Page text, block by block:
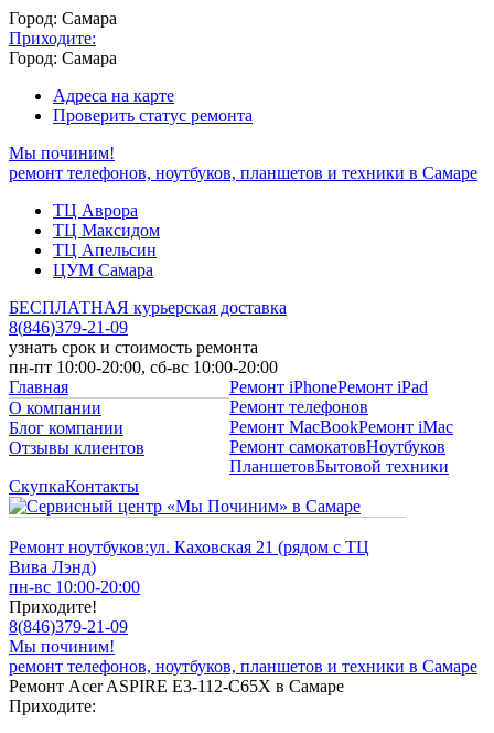
Город: Самара
Приходите:
Город: Самара
Адреса на карте
Проверить статус ремонта
Мы починим!
ремонт телефонов, ноутбуков, планшетов и техники в Самаре
ТЦ Аврора
ТЦ Максидом
ТЦ Апельсин
ЦУМ Самара
БЕСПЛАТНАЯ курьерская доставка
8(846)379-21-09
узнать срок и стоимость ремонта
пн-пт 10:00-20:00, сб-вс 10:00-20:00
Главная
О компании
Блог компании
Отзывы клиентов
Ремонт iPhoneРемонт iPad
Ремонт телефонов
Ремонт MacBookРемонт iMac
Ремонт самокатовНоутбуков
ПланшетовБытовой техники
СкупкаКонтакты
Ремонт ноутбуков:ул. Каховская 21 (рядом с ТЦ
Вива Лэнд)
пн-вс 10:00-20:00
Приходите!
8(846)379-21-09
Мы починим!
ремонт телефонов, ноутбуков, планшетов и техники в Самаре
Ремонт Acer ASPIRE E3-112-C65X в Самаре
Приходите: